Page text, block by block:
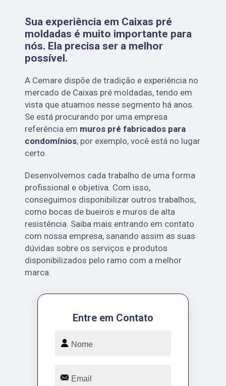
Sua experiência em Caixas pré
moldadas é muito importante para
nós. Ela precisa ser a melhor
possível.
A Cemare dispõe de tradição e experiência no
mercado de Caixas pré moldadas, tendo em
vista que atuamos nesse segmento há anos.
Se está procurando por uma empresa
referência em muros pré fabricados para
condomínios, por exemplo, você está no lugar
certo.
Desenvolvemos cada trabalho de uma forma
profissional e objetiva. Com isso,
conseguimos disponibilizar outros trabalhos,
como bocas de bueiros e muros de alta
resistência. Saiba mais entrando em contato
com nossa empresa, sanando assim as suas
dúvidas sobre os serviços e produtos
disponibilizados pelo ramo com a melhor
marca.
Entre em Contato